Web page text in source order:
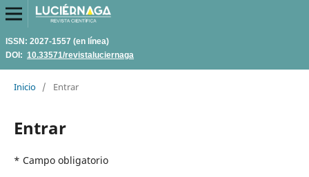
ISSN: 2027-1557 (en línea)
DOI: 10.33571/revistaluciernaga
Inicio / Entrar
Entrar
* Campo obligatorio